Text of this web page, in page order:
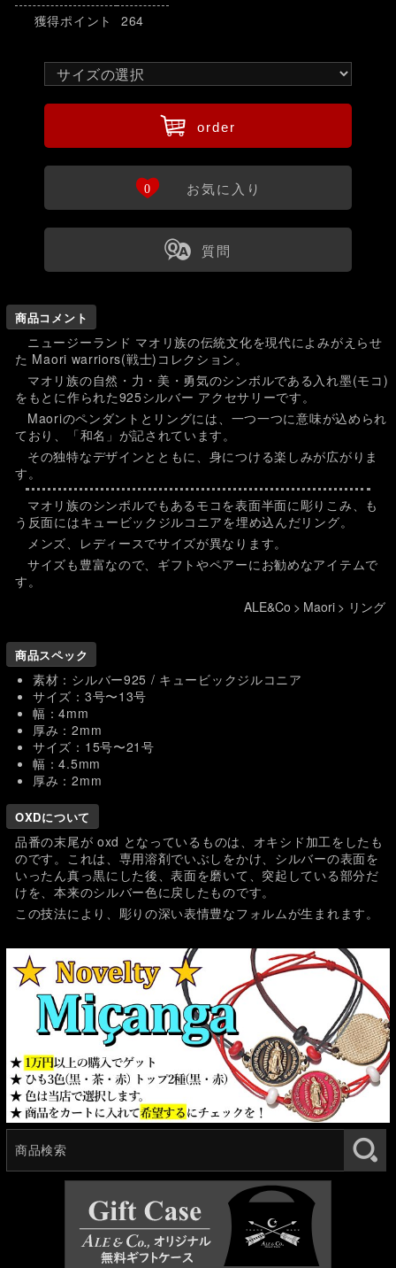
獲得ポイント
264
ü order
Ö
0 お気に入り
ß 質問
商品コメント
ニュージーランド マオリ族の伝統文化を現代によみがえらせ
た Maori warriors(戦士)コレクション。
マオリ族の自然・力・美・勇気のシンボルである入れ墨(モコ)
をもとに作られた925シルバー アクセサリーです。
Maoriのペンダントとリングには、一つ一つに意味が込められ
ており、「和名」が記されています。
その独特なデザインとともに、身につける楽しみが広がりま
す。
マオリ族のシンボルでもあるモコを表面半面に彫りこみ、も
う反面にはキュービックジルコニアを埋め込んだリング。
メンズ、レディースでサイズが異なります。
サイズも豊富なので、ギフトやペアーにお勧めなアイテムで
す。
ALE&Co > Maori > リング
商品スペック
素材：シルバー925 / キュービックジルコニア
サイズ：3号〜13号
幅：4mm
厚み：2mm
サイズ：15号〜21号
幅：4.5mm
厚み：2mm
OXDについて
品番の末尾が oxd となっているものは、オキシド加工をしたも
のです。これは、専用溶剤でいぶしをかけ、シルバーの表面を
いったん真っ黒にした後、表面を磨いて、突起している部分だ
けを、本来のシルバー色に戻したものです。
この技法により、彫りの深い表情豊なフォルムが生まれます。